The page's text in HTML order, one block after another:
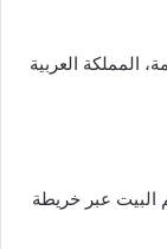
المملكة العربية
عبر خريطة